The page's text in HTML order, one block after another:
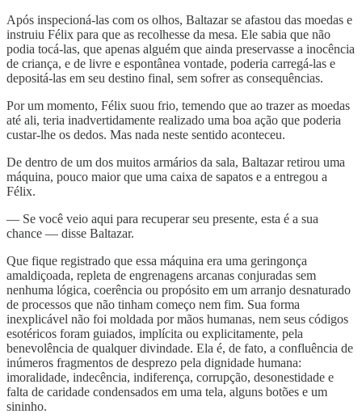
Após inspecioná-las com os olhos, Baltazar se afastou das moedas e
instruiu Félix para que as recolhesse da mesa. Ele sabia que não
podia tocá-las, que apenas alguém que ainda preservasse a inocência
de criança, e de livre e espontânea vontade, poderia carregá-las e
depositá-las em seu destino final, sem sofrer as consequências.
Por um momento, Félix suou frio, temendo que ao trazer as moedas
até ali, teria inadvertidamente realizado uma boa ação que poderia
custar-lhe os dedos. Mas nada neste sentido aconteceu.
De dentro de um dos muitos armários da sala, Baltazar retirou uma
máquina, pouco maior que uma caixa de sapatos e a entregou a
Félix.
— Se você veio aqui para recuperar seu presente, esta é a sua
chance — disse Baltazar.
Que fique registrado que essa máquina era uma geringonça
amaldiçoada, repleta de engrenagens arcanas conjuradas sem
nenhuma lógica, coerência ou propósito em um arranjo desnaturado
de processos que não tinham começo nem fim. Sua forma
inexplicável não foi moldada por mãos humanas, nem seus códigos
esotéricos foram guiados, implícita ou explicitamente, pela
benevolência de qualquer divindade. Ela é, de fato, a confluência de
inúmeros fragmentos de desprezo pela dignidade humana:
imoralidade, indecência, indiferença, corrupção, desonestidade e
falta de caridade condensados em uma tela, alguns botões e um
sininho.